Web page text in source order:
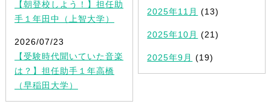
【朝登校しよう！】担任助
手１年田中（上智大学）
2026/07/23
【受験時代聞いていた音楽
は？】担任助手１年高橋
（早稲田大学）
2025年11月 (13)
2025年10月 (21)
2025年9月 (19)